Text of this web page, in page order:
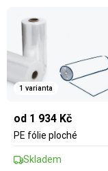
1 varianta
od 1 934 Kč
PE fólie ploché
Skladem